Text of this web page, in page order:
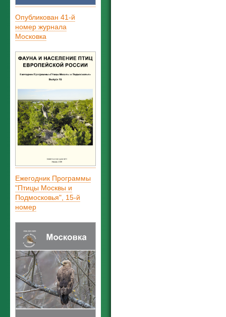
Опубликован 41-й
номер журнала
Московка
Ежегодник Программы
"Птицы Москвы и
Подмосковья", 15-й
номер